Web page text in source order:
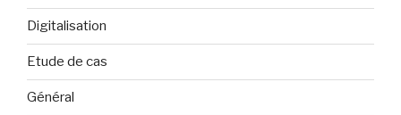
Digitalisation
Etude de cas
Général